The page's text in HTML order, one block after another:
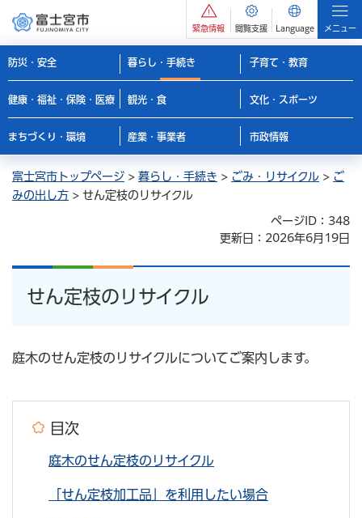
緊急情報 閲覧支援 Language メニュー
防災・安全 暮らし・手続き 子育て・教育
健康・福祉・保険・医療 観光・食 文化・スポーツ
まちづくり・環境 産業・事業者 市政情報
富士宮市トップページ > 暮らし・手続き > ごみ・リサイクル > ご
みの出し方 > せん定枝のリサイクル
ページID：348
更新日：2026年6月19日
せん定枝のリサイクル
庭木のせん定枝のリサイクルについてご案内します。
目次
庭木のせん定枝のリサイクル
「せん定枝加工品」を利用したい場合